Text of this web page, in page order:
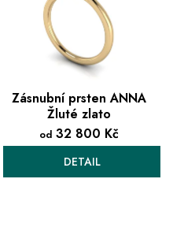
Zásnubní prsten ANNA
Žluté zlato
od32 800 Kč
DETAIL